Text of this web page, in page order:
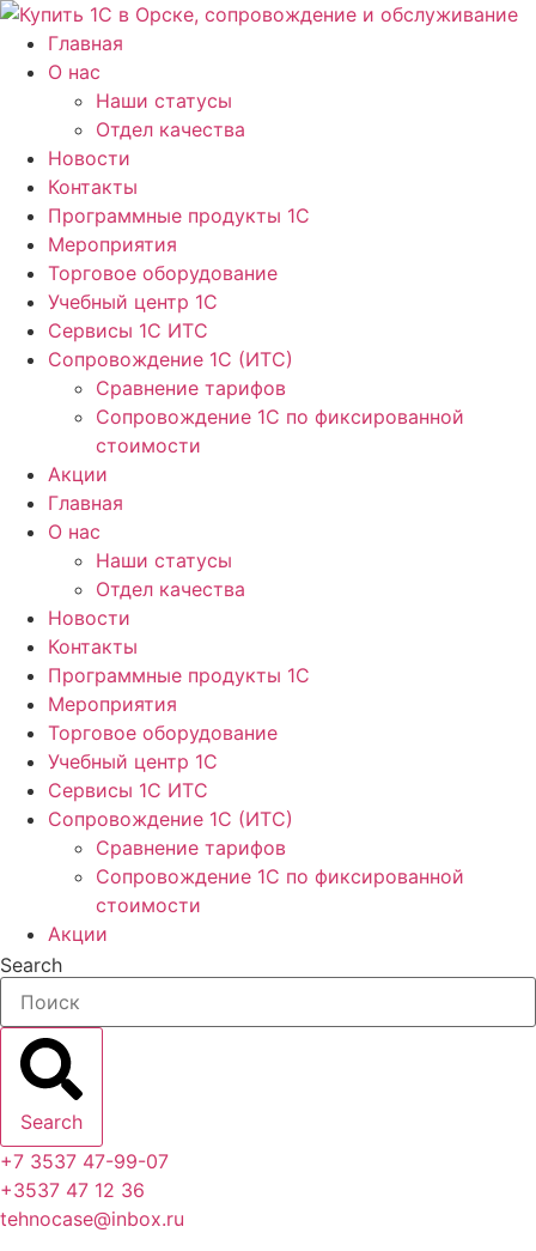
Перейти
содержимому
Главная
О нас
Наши статусы
Отдел качества
Новости
Контакты
Программные продукты 1C
Мероприятия
Торговое оборудование
Учебный центр 1C
Сервисы 1C ИТС
Сопровождение 1С (ИТС)
Сравнение тарифов
Сопровождение 1С по фиксированной
стоимости
Акции
Главная
О нас
Наши статусы
Отдел качества
Новости
Контакты
Программные продукты 1C
Мероприятия
Торговое оборудование
Учебный центр 1C
Сервисы 1C ИТС
Сопровождение 1С (ИТС)
Сравнение тарифов
Сопровождение 1С по фиксированной
стоимости
Акции
Search
Search
+7 3537 47-99-07
+3537 47 12 36
tehnocase@inbox.ru